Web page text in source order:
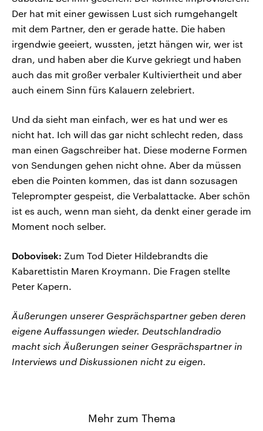
Der hat mit einer gewissen Lust sich rumgehangelt
mit dem Partner, den er gerade hatte. Die haben
irgendwie geeiert, wussten, jetzt hängen wir, wer ist
dran, und haben aber die Kurve gekriegt und haben
auch das mit großer verbaler Kultiviertheit und aber
auch einem Sinn fürs Kalauern zelebriert.
Und da sieht man einfach, wer es hat und wer es
nicht hat. Ich will das gar nicht schlecht reden, dass
man einen Gagschreiber hat. Diese moderne Formen
von Sendungen gehen nicht ohne. Aber da müssen
eben die Pointen kommen, das ist dann sozusagen
Teleprompter gespeist, die Verbalattacke. Aber schön
ist es auch, wenn man sieht, da denkt einer gerade im
Moment noch selber.
Dobovisek: Zum Tod Dieter Hildebrandts die
Kabarettistin Maren Kroymann. Die Fragen stellte
Peter Kapern.
Äußerungen unserer Gesprächspartner geben deren
eigene Auffassungen wieder. Deutschlandradio
macht sich Äußerungen seiner Gesprächspartner in
Interviews und Diskussionen nicht zu eigen.
Mehr zum Thema